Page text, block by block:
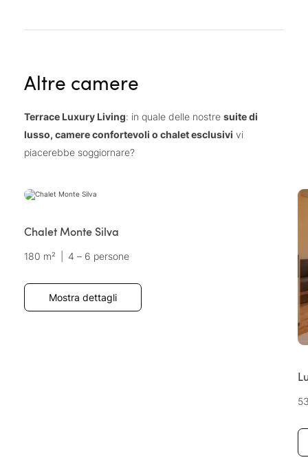
Altre camere
Terrace Luxury Living: in quale delle nostre suite di
lusso, camere confortevoli o chalet esclusivi vi
piacerebbe soggiornare?
Chalet Monte Silva
180 m² 4 – 6 persone
Mostra dettagli